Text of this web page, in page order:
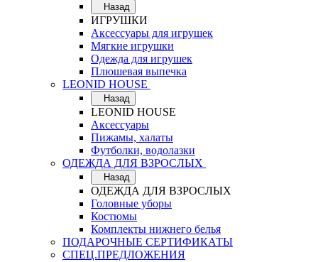
Назад
ИГРУШКИ
Аксессуары для игрушек
Мягкие игрушки
Одежда для игрушек
Плюшевая выпечка
LEONID HOUSE
Назад
LEONID HOUSE
Аксессуары
Пижамы, халаты
Футболки, водолазки
ОДЕЖДА ДЛЯ ВЗРОСЛЫХ
Назад
ОДЕЖДА ДЛЯ ВЗРОСЛЫХ
Головные уборы
Костюмы
Комплекты нижнего белья
ПОДАРОЧНЫЕ СЕРТИФИКАТЫ
СПЕЦ.ПРЕДЛОЖЕНИЯ